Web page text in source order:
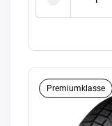
Premiumklasse